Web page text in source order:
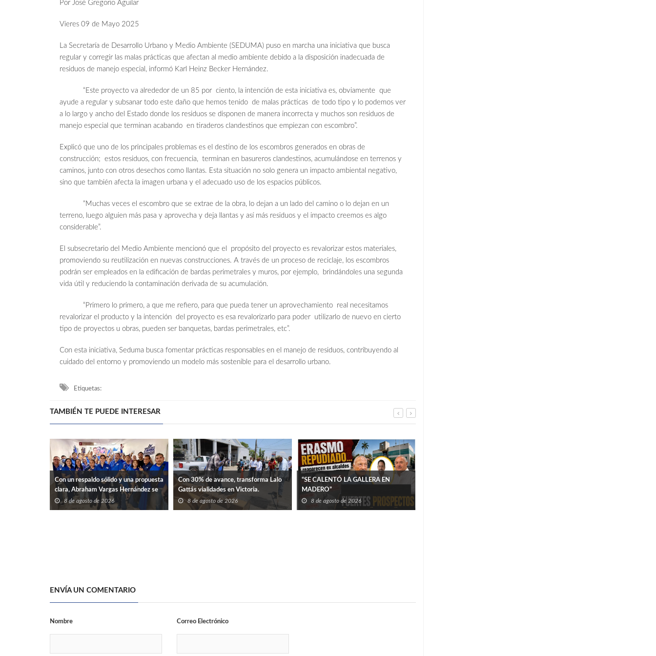
Por José Gregorio Aguilar
Vieres 09 de Mayo 2025
La Secretaría de Desarrollo Urbano y Medio Ambiente (SEDUMA) puso en marcha una iniciativa que busca
regular y corregir las malas prácticas que afectan al medio ambiente debido a la disposición inadecuada de
residuos de manejo especial, informó Karl Heinz Becker Hernández.
“Este proyecto va alrededor de un 85 por ciento, la intención de esta iniciativa es, obviamente que
ayude a regular y subsanar todo este daño que hemos tenido de malas prácticas de todo tipo y lo podemos ver
a lo largo y ancho del Estado donde los residuos se disponen de manera incorrecta y muchos son residuos de
manejo especial que terminan acabando en tiraderos clandestinos que empiezan con escombro”.
Explicó que uno de los principales problemas es el destino de los escombros generados en obras de
construcción; estos residuos, con frecuencia, terminan en basureros clandestinos, acumulándose en terrenos y
caminos, junto con otros desechos como llantas. Esta situación no solo genera un impacto ambiental negativo,
sino que también afecta la imagen urbana y el adecuado uso de los espacios públicos.
“Muchas veces el escombro que se extrae de la obra, lo dejan a un lado del camino o lo dejan en un
terreno, luego alguien más pasa y aprovecha y deja llantas y así más residuos y el impacto creemos es algo
considerable”.
El subsecretario del Medio Ambiente mencionó que el propósito del proyecto es revalorizar estos materiales,
promoviendo su reutilización en nuevas construcciones. A través de un proceso de reciclaje, los escombros
podrán ser empleados en la edificación de bardas perimetrales y muros, por ejemplo, brindándoles una segunda
vida útil y reduciendo la contaminación derivada de su acumulación.
“Primero lo primero, a que me refiero, para que pueda tener un aprovechamiento real necesitamos
revalorizar el producto y la intención del proyecto es esa revalorizarlo para poder utilizarlo de nuevo en cierto
tipo de proyectos u obras, pueden ser banquetas, bardas perimetrales, etc”.
Con esta iniciativa, Seduma busca fomentar prácticas responsables en el manejo de residuos, contribuyendo al
cuidado del entorno y promoviendo un modelo más sostenible para el desarrollo urbano.
Etiquetas:
TAMBIÉN TE PUEDE INTERESAR
Con un respaldo sólido y una propuesta
clara, Abraham Vargas Hernández se
perfila como una opción renovadora
para liderar el SNTISSSTE en
8 de agosto de 2026
Con 30% de avance, transforma Lalo
Gattás vialidades en Victoria.
8 de agosto de 2026
“SE CALENTÓ LA GALLERA EN
MADERO”
8 de agosto de 2026
ENVÍA UN COMENTARIO
Nombre Correo Electrónico